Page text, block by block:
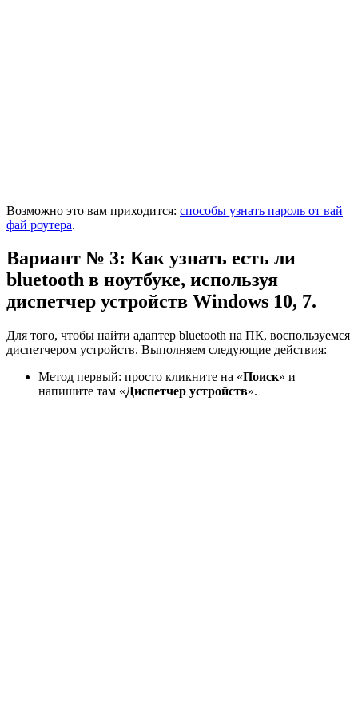
Возможно это вам приходится: способы узнать пароль от вай
фай роутера.
Вариант № 3: Как узнать есть ли
bluetooth в ноутбуке, используя
диспетчер устройств Windows 10, 7.
Для того, чтобы найти адаптер bluetooth на ПК, воспользуемся
диспетчером устройств. Выполняем следующие действия:
Метод первый: просто кликните на «Поиск» и
напишите там «Диспетчер устройств».